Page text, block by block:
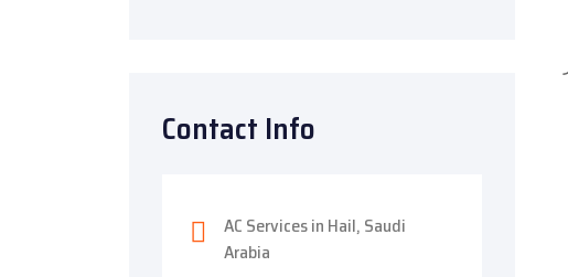
Contact Info
AC Services in Hail, Saudi
Arabia